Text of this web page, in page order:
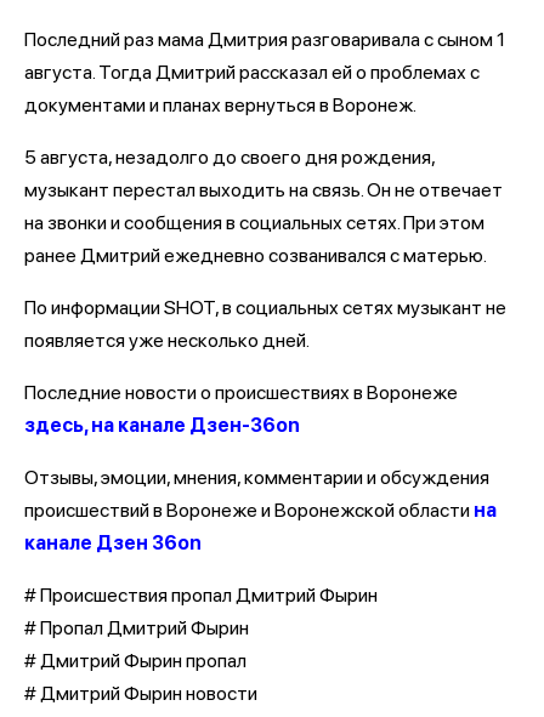
Последний раз мама Дмитрия разговаривала с сыном 1
августа. Тогда Дмитрий рассказал ей о проблемах с
документами и планах вернуться в Воронеж.
5 августа, незадолго до своего дня рождения,
музыкант перестал выходить на связь. Он не отвечает
на звонки и сообщения в социальных сетях. При этом
ранее Дмитрий ежедневно созванивался с матерью.
По информации SHOT, в социальных сетях музыкант не
появляется уже несколько дней.
Последние новости о происшествиях в Воронеже
здесь, на канале Дзен-36on
Отзывы, эмоции, мнения, комментарии и обсуждения
происшествий в Воронеже и Воронежской области на
канале Дзен 36on
# Происшествия пропал Дмитрий Фырин
# Пропал Дмитрий Фырин
# Дмитрий Фырин пропал
# Дмитрий Фырин новости